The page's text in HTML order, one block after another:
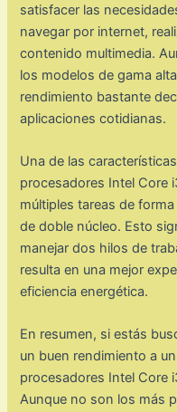
satisfacer las
navegar por internet,
contenido multimedia.
los modelos de gama
rendimiento bastante
aplicaciones cotidianas.
Una de las
procesadores Intel Core
múltiples tareas de
de doble núcleo. Esto
manejar dos hilos de
resulta en una mejor
eficiencia energética.
En resumen, si estás
un buen rendimiento a
procesadores Intel Core
Aunque no son los más